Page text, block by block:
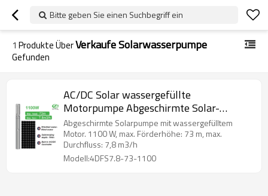
Bitte geben Sie einen Suchbegriff ein
1 Produkte ÜberVerkaufe Solarwasserpumpe
Gefunden
AC/DC Solar wassergefüllte
Motorpumpe Abgeschirmte Solar-
Tauchpumpe Solar-Bohrlochpumpe zu
verkaufen
Abgeschirmte Solarpumpe mit wassergefülltem
Motor. 1100 W, max. Förderhöhe: 73 m, max.
Durchfluss: 7,8 m3/h
Modell:4DFS7.8-73-1100